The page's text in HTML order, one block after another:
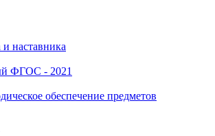
и наставника
ФГОС - 2021
обеспечение предметов